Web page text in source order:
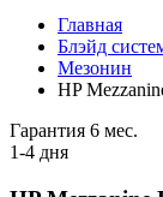
Главная
Блэйд
Мезонин
HP
Гарантия 6 мес.
1-4 дня